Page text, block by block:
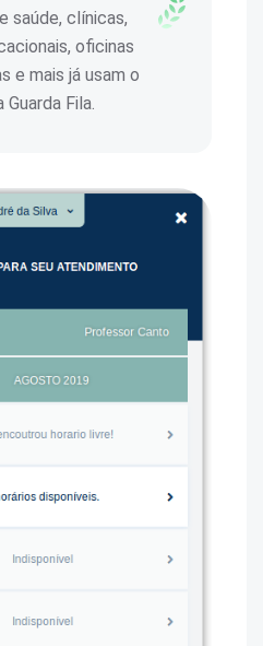
saúde, clínicas,
oficinas
e mais já usam o
Fila.